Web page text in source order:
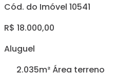
Cód. do Imóvel 10541
R$ 18.000,00
Aluguel
2.035m² Área terreno